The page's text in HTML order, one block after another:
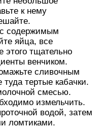
к нему
содержимым
яйца, все
этого тщательно
венчиком.
сливочным
тертые кабачки.
смесью.
измельчить.
водой, затем
ломтиками.